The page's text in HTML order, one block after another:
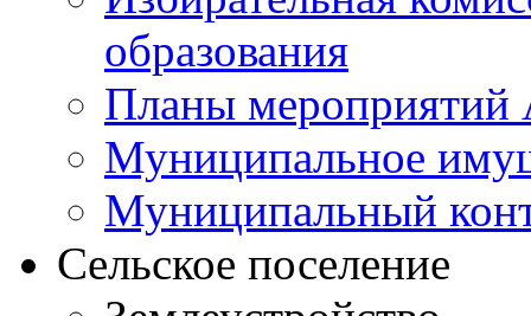
образования
Планы мероприятий
Муниципальное
Муниципальный
Сельское поселение